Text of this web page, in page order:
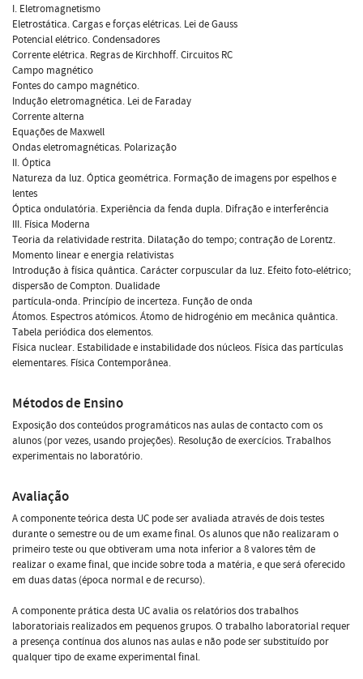
I. Eletromagnetismo
Eletrostática. Cargas e forças elétricas. Lei de Gauss
Potencial elétrico. Condensadores
Corrente elétrica. Regras de Kirchhoff. Circuitos RC
Campo magnético
Fontes do campo magnético.
Indução eletromagnética. Lei de Faraday
Corrente alterna
Equações de Maxwell
Ondas eletromagnéticas. Polarização
II. Óptica
Natureza da luz. Óptica geométrica. Formação de imagens por espelhos e
lentes
Óptica ondulatória. Experiência da fenda dupla. Difração e interferência
III. Física Moderna
Teoria da relatividade restrita. Dilatação do tempo; contração de Lorentz.
Momento linear e energia relativistas
Introdução à física quântica. Carácter corpuscular da luz. Efeito foto-elétrico;
dispersão de Compton. Dualidade
partícula-onda. Princípio de incerteza. Função de onda
Átomos. Espectros atómicos. Átomo de hidrogénio em mecânica quântica.
Tabela periódica dos elementos.
Física nuclear. Estabilidade e instabilidade dos núcleos. Física das partículas
elementares. Física Contemporânea.
Métodos de Ensino
Exposição dos conteúdos programáticos nas aulas de contacto com os
alunos (por vezes, usando projeções). Resolução de exercícios. Trabalhos
experimentais no laboratório.
Avaliação
A componente teórica desta UC pode ser avaliada através de dois testes
durante o semestre ou de um exame final. Os alunos que não realizaram o
primeiro teste ou que obtiveram uma nota inferior a 8 valores têm de
realizar o exame final, que incide sobre toda a matéria, e que será oferecido
em duas datas (época normal e de recurso).
A componente prática desta UC avalia os relatórios dos trabalhos
laboratoriais realizados em pequenos grupos. O trabalho laboratorial requer
a presença contínua dos alunos nas aulas e não pode ser substituído por
qualquer tipo de exame experimental final.